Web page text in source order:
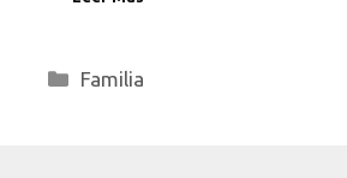
Categorías
Familia